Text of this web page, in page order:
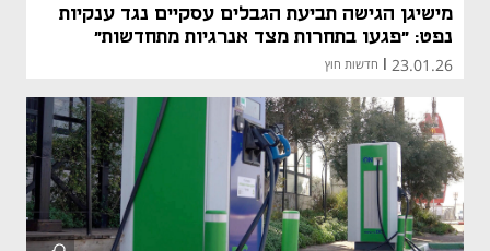
מישיגן הגישה תביעת הגבלים עסקיים נגד ענקיות
נפט: "פגעו בתחרות מצד אנרגיות מתחדשות"
23.01.26
| חדשות חוץ